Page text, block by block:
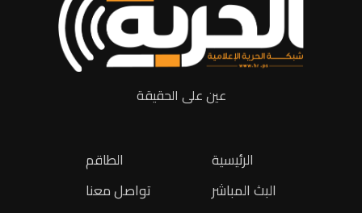
عين على الحقيقة
الطاقم
تواصل معنا
الرئيسية
البث المباشر